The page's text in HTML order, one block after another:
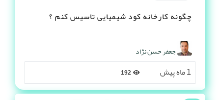
چگونه کارخانه کود شیمیایی تاسیس کنم ؟
جعفر حسن نژاد
1 ماه پیش